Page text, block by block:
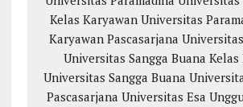
Kelas Karyawan Universitas
Karyawan Pascasarjana
Universitas Sangga Buana Kelas
Universitas Sangga Buana
Pascasarjana Universitas Esa